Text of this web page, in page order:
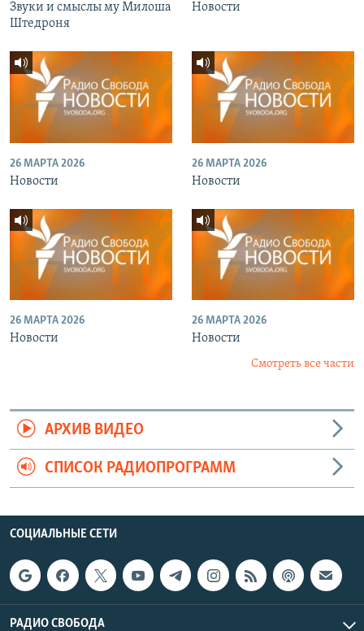
Звуки и смыслы му Милоша
Штедроня
Новости
26 МАРТА 2026
Новости
26 МАРТА 2026
Новости
26 МАРТА 2026
Новости
26 МАРТА 2026
Новости
Смотреть все части
АРХИВ ВИДЕО
СПИСОК РАДИОПРОГРАММ
СОЦИАЛЬНЫЕ СЕТИ
РАДИО СВОБОДА